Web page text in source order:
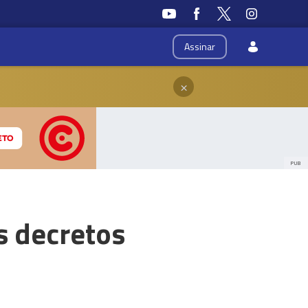
Assinar
×
PUB
decretos